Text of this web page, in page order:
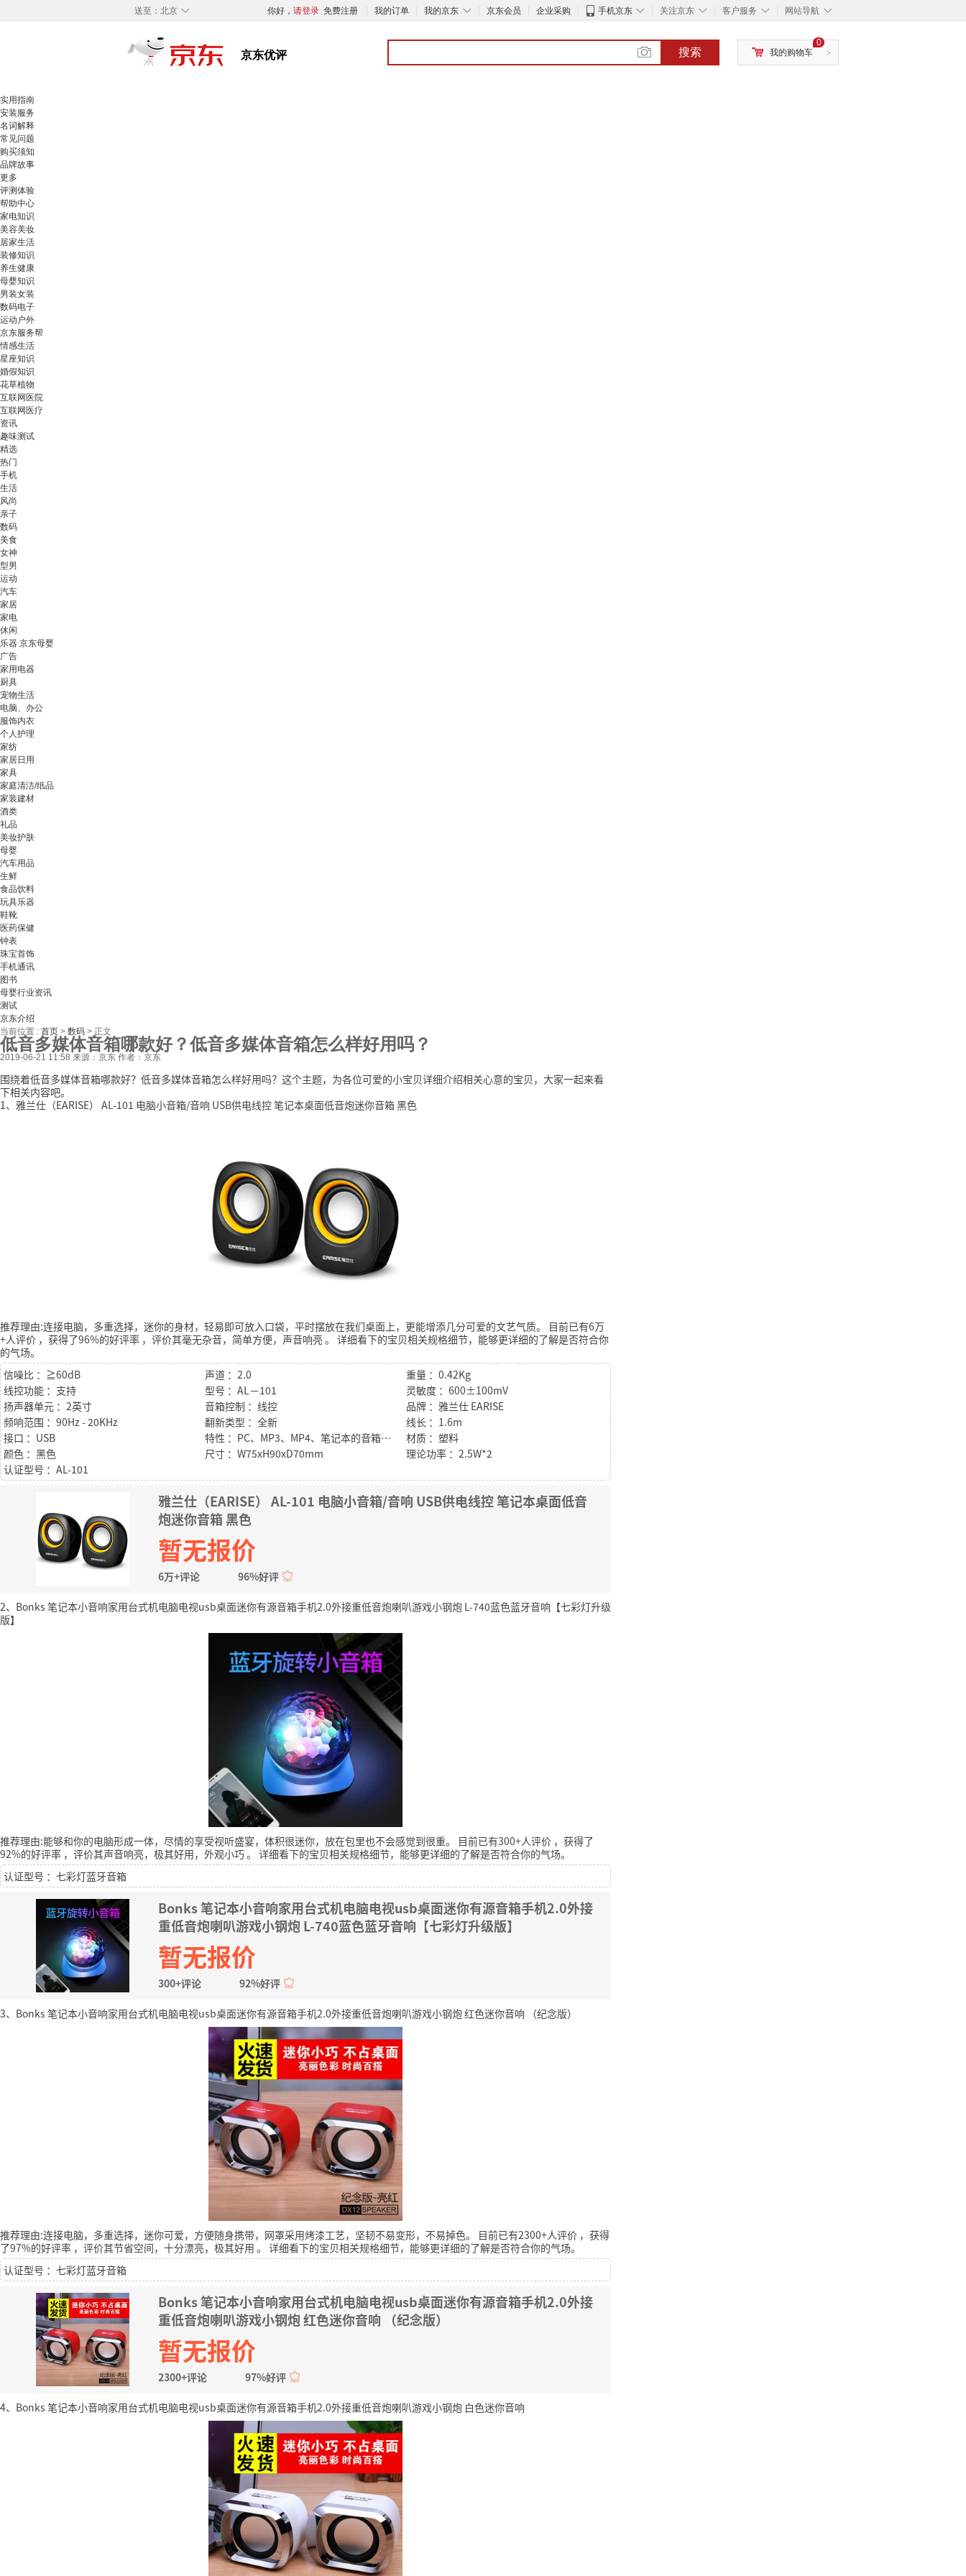
◇
送至： 北京 你好， 请登录 免费注册 我的订单 ◇
我的京东 京东会员 企业采购 ◇
手机京东 ◇
关注京东 ◇
客户服务 ◇
网站导航
搜索 >
0
我的购物车
实用指南
安装服务
名词解释
常见问题
购买须知
品牌故事
更多
评测体验
帮助中心
家电知识
美容美妆
居家生活
装修知识
养生健康
母婴知识
男装女装
数码电子
运动户外
京东服务帮
情感生活
星座知识
婚假知识
花草植物
互联网医院
互联网医疗
资讯
趣味测试
精选
热门
手机
生活
风尚
亲子
数码
美食
女神
型男
运动
汽车
家居
家电
休闲
乐器 京东母婴
广告
家用电器
厨具
宠物生活
电脑、办公
服饰内衣
个人护理
家纺
家居日用
家具
家庭清洁/纸品
家装建材
酒类
礼品
美妆护肤
母婴
汽车用品
生鲜
食品饮料
玩具乐器
鞋靴
医药保健
钟表
珠宝首饰
手机通讯
图书
母婴行业资讯
测试
京东介绍
当前位置 : 首页 > 数码 > 正文
低音多媒体音箱哪款好？低音多媒体音箱怎么样好用吗？
2019-06-21 11:58 来源：京东 作者：京东
围绕着低音多媒体音箱哪款好？低音多媒体音箱怎么样好用吗？这个主题，为各位可爱的小宝贝详细介绍相关心意的宝贝，大家一起来看
下相关内容吧。
1、雅兰仕（EARISE） AL-101 电脑小音箱/音响 USB供电线控 笔记本桌面低音炮迷你音箱 黑色
推荐理由:连接电脑，多重选择，迷你的身材，轻易即可放入口袋，平时摆放在我们桌面上，更能增添几分可爱的文艺气质。
目前已有6万
+人评价 ，获得了96%的好评率 ，评价其毫无杂音，简单方便，声音响亮 。 详细看下的宝贝相关规格细节，能够更详细的了解是否符合你
的气场。
信噪比 ：≧60dB
声道 ：2.0
重量 ：0.42Kg
线控功能 ：支持
型号 ：AL－101
灵敏度 ：600±100mV
扬声器单元 ：2英寸
音箱控制 ：线控
品牌 ：雅兰仕 EARISE
频响范围 ：90Hz - 20KHz
翻新类型 ：全新
线长 ：1.6m
接口 ：USB
特性 ：PC、MP3、MP4、笔记本的音箱伴侣
材质 ：塑料
颜色 ：黑色
尺寸 ：W75xH90xD70mm
理论功率 ：2.5W*2
认证型号 ：AL-101
雅兰仕（EARISE） AL-101 电脑小音箱/音响 USB供电线控 笔记本桌面低音
炮迷你音箱 黑色
暂无报价
6万+评论 96%好评
2、Bonks 笔记本小音响家用台式机电脑电视usb桌面迷你有源音箱手机2.0外接重低音炮喇叭游戏小钢炮 L-740蓝色蓝牙音响【七彩灯升级
版】
推荐理由:能够和你的电脑形成一体，尽情的享受视听盛宴，体积很迷你，放在包里也不会感觉到很重。 目前已有300+人评价 ，获得了
92%的好评率 ，评价其声音响亮，极其好用，外观小巧。 详细看下的宝贝相关规格细节，能够更详细的了解是否符合你的气场。
认证型号 ：七彩灯蓝牙音箱
Bonks 笔记本小音响家用台式机电脑电视usb桌面迷你有源音箱手机2.0外接
重低音炮喇叭游戏小钢炮 L-740蓝色蓝牙音响【七彩灯升级版】
暂无报价
300+评论 92%好评
3、Bonks 笔记本小音响家用台式机电脑电视usb桌面迷你有源音箱手机2.0外接重低音炮喇叭游戏小钢炮 红色迷你音响 （纪念版）
推荐理由:连接电脑，多重选择，迷你可爱，方便随身携带，网罩采用烤漆工艺，坚韧不易变形，不易掉色。 目前已有2300+人评价 ，获得
了97%的好评率 ，评价其节省空间，十分漂亮，极其好用 。 详细看下的宝贝相关规格细节，能够更详细的了解是否符合你的气场。
认证型号 ：七彩灯蓝牙音箱
Bonks 笔记本小音响家用台式机电脑电视usb桌面迷你有源音箱手机2.0外接
重低音炮喇叭游戏小钢炮 红色迷你音响 （纪念版）
暂无报价
2300+评论 97%好评
4、Bonks 笔记本小音响家用台式机电脑电视usb桌面迷你有源音箱手机2.0外接重低音炮喇叭游戏小钢炮 白色迷你音响